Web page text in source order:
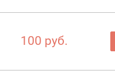
100 руб.